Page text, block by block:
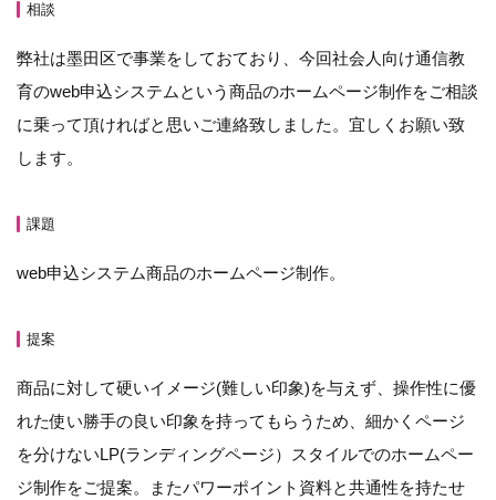
相談
弊社は墨田区で事業をしておており、今回社会人向け通信教
育のweb申込システムという商品のホームページ制作をご相談
に乗って頂ければと思いご連絡致しました。宜しくお願い致
します。
課題
web申込システム商品のホームページ制作。
提案
商品に対して硬いイメージ(難しい印象)を与えず、操作性に優
れた使い勝手の良い印象を持ってもらうため、細かくページ
を分けないLP(ランディングページ）スタイルでのホームペー
ジ制作をご提案。またパワーポイント資料と共通性を持たせ